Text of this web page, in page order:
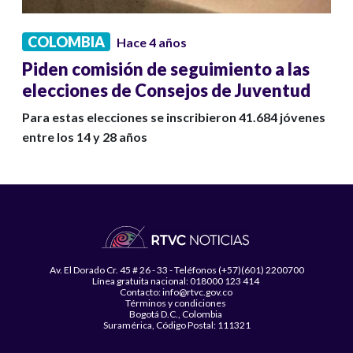
COLOMBIA Hace 4 años
Piden comisión de seguimiento a las
elecciones de Consejos de Juventud
Para estas elecciones se inscribieron 41.684 jóvenes
entre los 14 y 28 años
Av. El Dorado Cr. 45 # 26 - 33 - Teléfonos (+57)(601) 2200700
Línea gratuita nacional: 018000 123 414
Contacto: info@rtvc.gov.co
Términos y condiciones
Bogotá D.C., Colombia
Suramérica, Código Postal: 111321